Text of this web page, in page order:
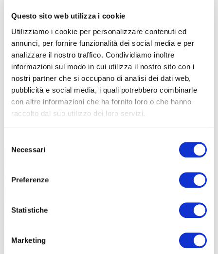
Questo sito web utilizza i cookie
Utilizziamo i cookie per personalizzare contenuti ed
annunci, per fornire funzionalità dei social media e per
analizzare il nostro traffico. Condividiamo inoltre
informazioni sul modo in cui utilizza il nostro sito con i
nostri partner che si occupano di analisi dei dati web,
pubblicità e social media, i quali potrebbero combinarle
con altre informazioni che ha fornito loro o che hanno
raccolto dal suo utilizzo dei loro servizi.
delNecessari
Preferenze
Statistiche
Marketing
TUTTE LE CATEGORIE DEL MAGAZINE